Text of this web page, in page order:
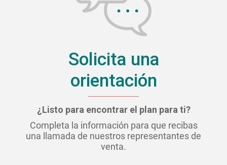
Solicita una
orientación
¿Listo para encontrar el plan para ti?
Completa la información para que recibas
una llamada de nuestros representantes de
venta.